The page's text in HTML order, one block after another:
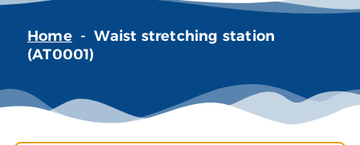
Home - Waist stretching station
(AT0001)